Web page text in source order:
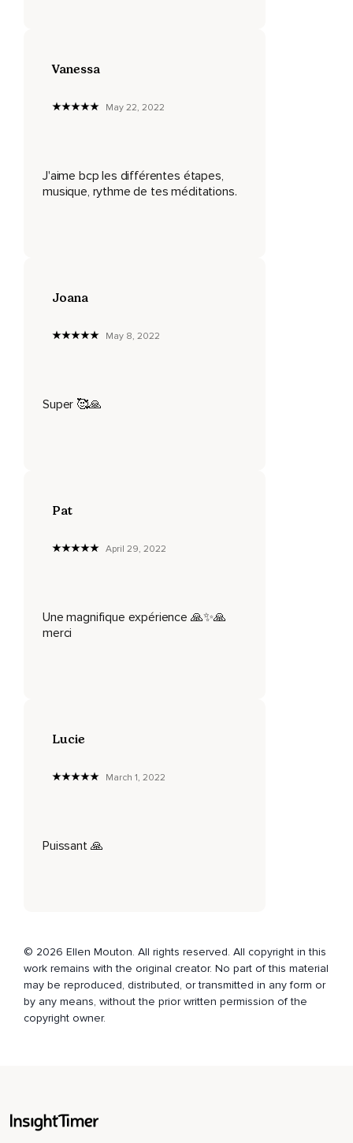
Aum Aum Aum Aum Aum Aum 1.
Dieu Univers Création Spiritualité Quintessence Cinquième
Vanessa
May 22, 2022
J'aime bcp les différentes étapes,
musique, rythme de tes méditations.
Joana
May 8, 2022
Super 🥰🙏
Pat
April 29, 2022
Une magnifique expérience 🙏✨🙏
merci
Lucie
March 1, 2022
Puissant 🙏
© 2026 Ellen Mouton. All rights reserved. All copyright in this
work remains with the original creator. No part of this material
may be reproduced, distributed, or transmitted in any form or
by any means, without the prior written permission of the
copyright owner.